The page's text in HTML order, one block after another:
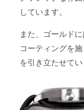
しています。
また、ゴールド
コーティングを
を引き立たせてい